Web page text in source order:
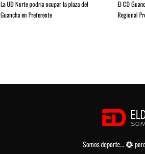
La UD Norte podria ocupar la plaza del
Guancha en Preferente
El CD
Regional
Somos deporte...